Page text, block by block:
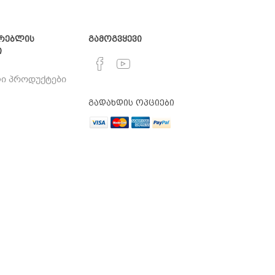
პროდუქტები
გამოგვყევი
გადახდის ოპციები